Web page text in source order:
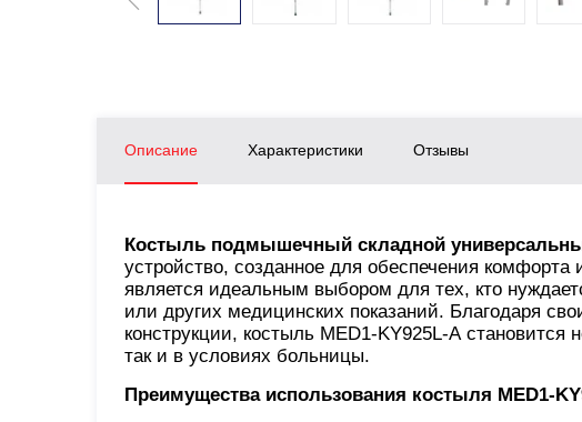
Описание Характеристики Отзывы
Костыль подмышечный складной
устройство, созданное для обеспечения
является идеальным выбором для тех, кто
или других медицинских показаний. Благодаря
конструкции, костыль MED1-KY925L-А
так и в условиях больницы.
Преимущества использования костыля MED1-